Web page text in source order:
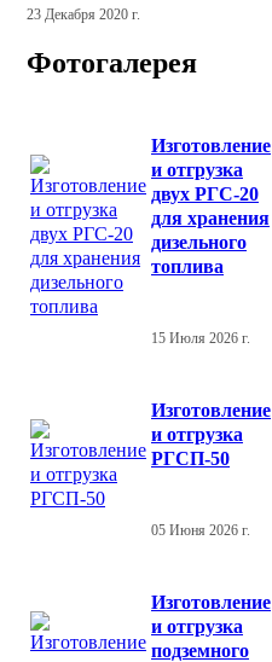
23 Декабря 2020 г.
Фотогалерея
Изготовление
и отгрузка
двух РГС-20
для хранения
дизельного
топлива
15 Июля 2026 г.
Изготовление
и отгрузка
РГСП-50
05 Июня 2026 г.
Изготовление
и отгрузка
подземного